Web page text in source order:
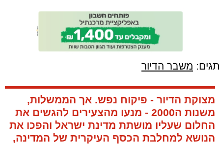
תגים: משבר הדיור
מצוקת הדיור - פיקוח נפש. אך הממשלות,
משנות ה2000 - מנעו מהצעירים להגשים את
החלום שעליו מושתת מדינת ישראל והפכו את
הנושא למחלבת הכסף העיקרית של המדינה,